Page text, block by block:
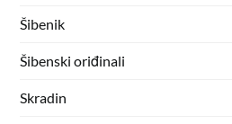
Šibenik
Šibenski oriđinali
Skradin